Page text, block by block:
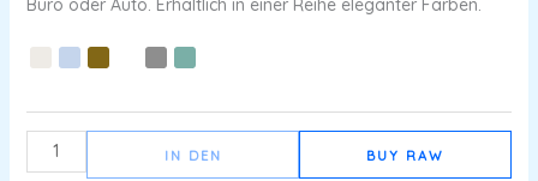
Büro oder Auto. Erhältlich in einer Reihe eleganter Farben.
IN DEN BUY RAW